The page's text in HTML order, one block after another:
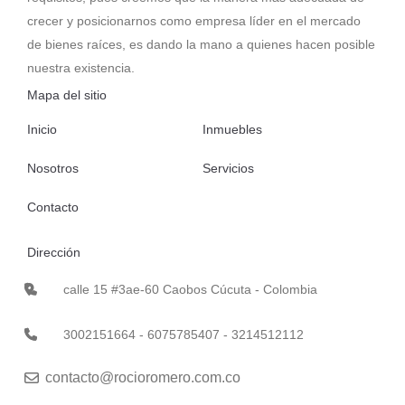
crecer y posicionarnos como empresa líder en el mercado
de bienes raíces, es dando la mano a quienes hacen posible
nuestra existencia.
Mapa del sitio
Inicio Inmuebles
Nosotros Servicios
Contacto
Dirección
calle 15 #3ae-60 Caobos Cúcuta - Colombia
3002151664 - 6075785407 - 3214512112
contacto@rocioromero.com.co